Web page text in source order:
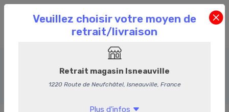
La Charcuterie
Accueil Commande en Ligne La Charcuterie